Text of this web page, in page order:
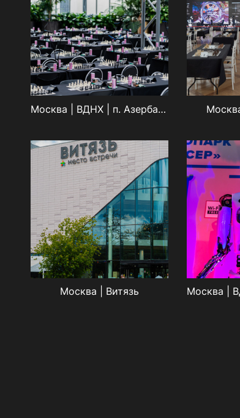
Москва | ВДНХ | п. Азербайджан
Москва | Витязь